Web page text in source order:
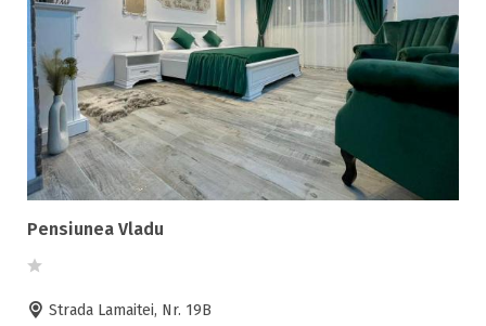
Pensiunea Vladu
Strada Lamaitei, Nr. 19B